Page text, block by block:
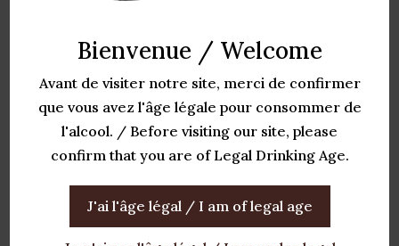
Bienvenue / Welcome
Avant de visiter notre site, merci de confirmer
que vous avez l'âge légale pour consommer de
l'alcool. / Before visiting our site, please
confirm that you are of Legal Drinking Age.
J'ai l'âge légal / I am of legal age
entre 16 et 18°C, et gagnerait à être
servie en carafe pour une meilleure
expression de ses arômes. Elle
présente également un potentiel de
garde qui permettra au vin d’évoluer
et de gagner en complexité.
une production échelonnée sur 18